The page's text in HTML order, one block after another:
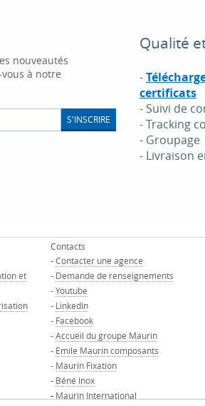
nouveautés
à notre
S'INSCRIRE
Qualité
-
certificats
- Suivi de
- Tracking
- Groupage
- Livraison
et
Contacts
-Contacter une agence
- Demande de renseignements
-Youtube
- LinkedIn
- Facebook
-Accueil du groupe Maurin
- Emile Maurin composants
- Maurin Fixation
- Béné Inox
- Maurin International